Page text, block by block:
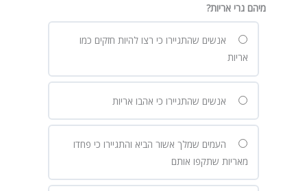
מיהם גרי אריות?
אנשים שהתגיירו כי רצו להיות חזקים כמו
אריות
אנשים שהתגיירו כי אהבו אריות
העמים שמלך אשור הביא והתגיירו כי פחדו
מאריות שתקפו אותם